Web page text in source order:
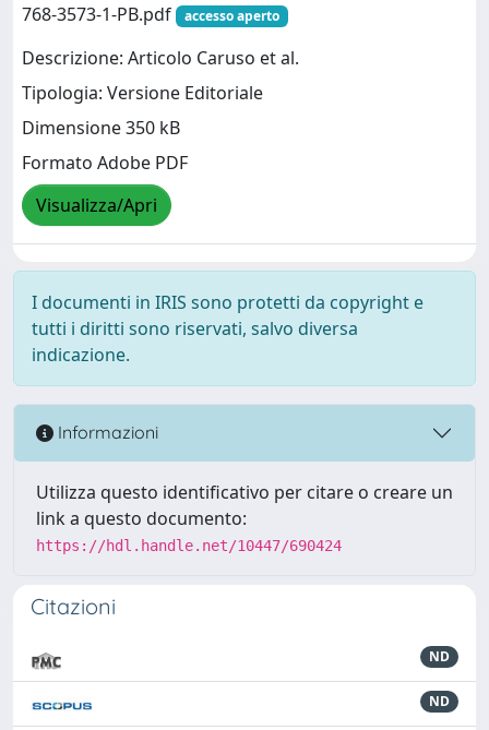
768-3573-1-PB.pdf
accesso aperto
Descrizione: Articolo Caruso et al.
Tipologia: Versione Editoriale
Dimensione 350 kB
Formato Adobe PDF
Visualizza/Apri
I documenti in IRIS sono protetti da copyright e
tutti i diritti sono riservati, salvo diversa
indicazione.
Informazioni
Utilizza questo identificativo per citare o creare un
link a questo documento:
https://hdl.handle.net/10447/690424
Citazioni
ND
ND